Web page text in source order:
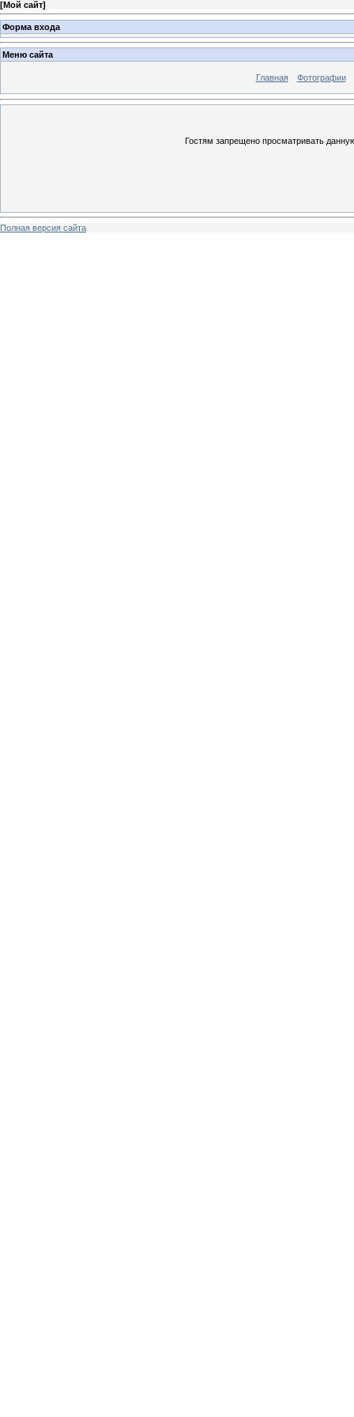
[Мой сайт]
Форма входа
Меню сайта
Главная Фотографии
Гостям запрещено просматривать
Полная версия сайта